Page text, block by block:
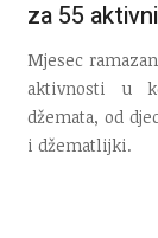
za 55
Mjesec
aktivnosti u
džemata, od
i džematlijki.